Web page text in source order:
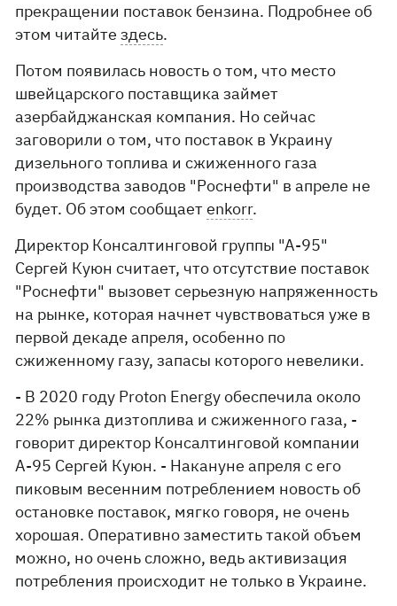
прекращении поставок бензина. Подробнее об
этом читайтездесь.
Потом появилась новость о том, что место
швейцарского поставщика займет
азербайджанская компания. Но сейчас
заговорили о том, что поставок в Украину
дизельного топлива и сжиженного газа
производства заводов "Роснефти" в апреле не
будет. Об этом сообщаетenkorr.
Директор Консалтинговой группы "А-95"
Сергей Куюн считает, что отсутствие поставок
"Роснефти" вызовет серьезную напряженность
на рынке, которая начнет чувствоваться уже в
первой декаде апреля, особенно по
сжиженному газу, запасы которого невелики.
- В 2020 году Proton Energy обеспечила около
22% рынка дизтоплива и сжиженного газа, -
говорит директор Консалтинговой компании
А-95 Сергей Куюн. - Накануне апреля с его
пиковым весенним потреблением новость об
остановке поставок, мягко говоря, не очень
хорошая. Оперативно заместить такой объем
можно, но очень сложно, ведь активизация
потребления происходит не только в Украине.